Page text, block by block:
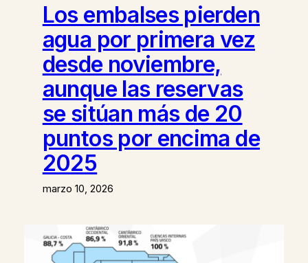
Los embalses pierden
agua por primera vez
desde noviembre,
aunque las reservas
se sitúan más de 20
puntos por encima de
2025
marzo 10, 2026